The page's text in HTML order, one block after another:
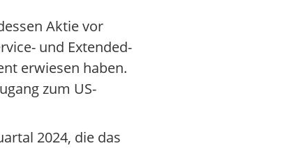
Aktie vor
und Extended-
erwiesen haben.
zum US-
2024, die das